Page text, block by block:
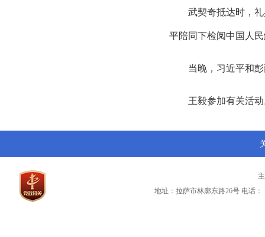
武契奇抵达时，
平陪同下检阅中国人
当晚，习近平和
王毅参加有关活
地址：拉萨市林廓东路26号 电话：